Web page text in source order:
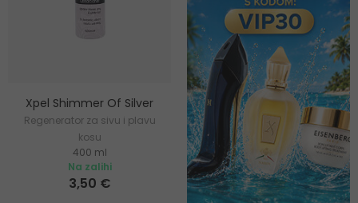
Xpel Shimmer Of Silver
Regenerator za sivu i plavu
kosu
400 ml
Na zalihi
3,50 €